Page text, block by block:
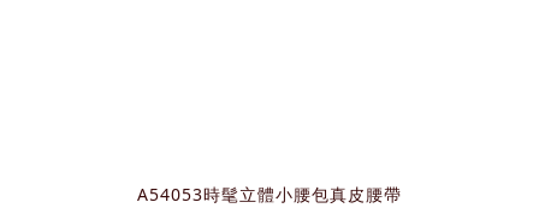
A54053時髦立體小腰包真皮腰帶